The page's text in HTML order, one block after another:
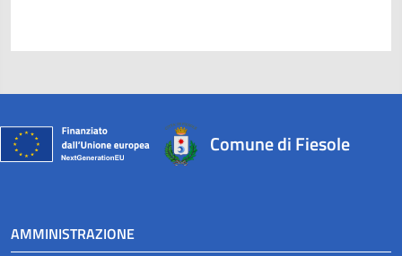
Comune di Fiesole
AMMINISTRAZIONE